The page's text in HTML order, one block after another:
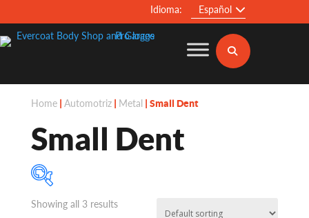
Idioma: Español
Home| Automotriz| Metal | Small Dent
Small Dent
Showing all 3 results